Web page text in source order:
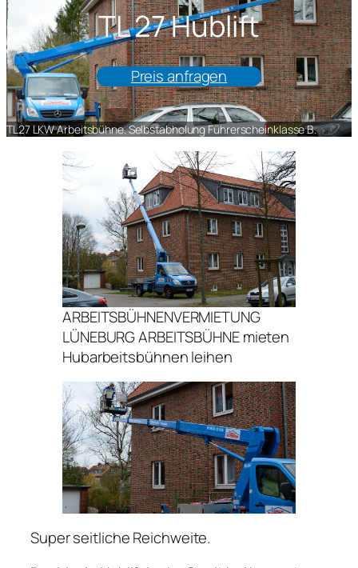
TL 27 Hublift
Preis anfragen
TL27 LKW Arbeitsbühne. Selbstabholung Führerscheinklasse B.
ARBEITSBÜHNENVERMIETUNG
LÜNEBURG ARBEITSBÜHNE mieten
Hubarbeitsbühnen leihen
Super seitliche Reichweite.